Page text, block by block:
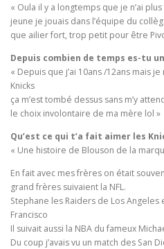
« Oula il y a longtemps que je n’ai
jeune je jouais dans l’équipe du
que ailier fort, trop petit pour être
Depuis combien de temps es-tu
« Depuis que j’ai 10ans /12ans mais
Knicks
ça m’est tombé dessus sans m’y
le choix involontaire de ma mère lol »
Qu’est ce qui t’a fait aimer les
« Une histoire de Blouson de la
En fait avec mes frères on était
grand frères suivaient la NFL.
Stephane les Raiders de Los
Francisco
Il suivait aussi la NBA du fameux
Du coup j’avais vu un match des San